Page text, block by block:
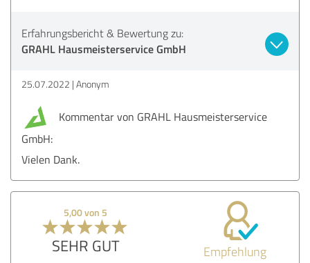
Erfahrungsbericht & Bewertung zu:
GRAHL Hausmeisterservice GmbH
25.07.2022 Anonym
Kommentar von GRAHL Hausmeisterservice
GmbH:
Vielen Dank.
5,00 von 5
SEHR GUT Empfehlung